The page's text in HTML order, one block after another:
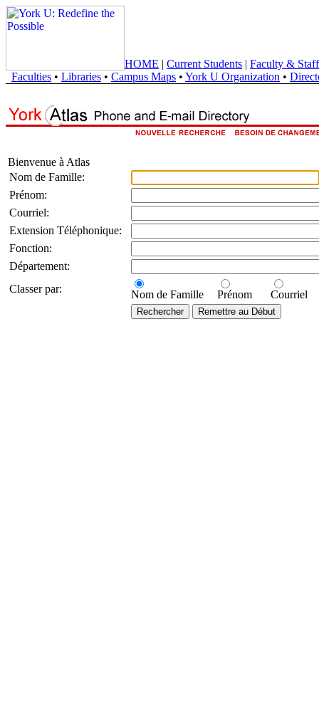
HOME | Current Students | Faculty & Staff
Faculties • Libraries • Campus Maps • York U Organization •
Bienvenue à Atlas
Nom de Famille:
Prénom:
Courriel:
Extension Téléphonique:
Fonction:
Département:
Classer par:
Nom de Famille Prénom Courriel